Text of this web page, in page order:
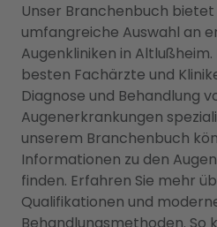
Unser Branchenbuch bietet
umfangreiche Auswahl an
Augenkliniken in Altlußheim.
besten Fachärzte und
Diagnose und Behandlung
Augenerkrankungen
unserem Branchenbuch
Informationen zu den
finden. Erfahren Sie mehr
Qualifikationen und